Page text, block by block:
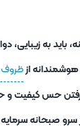
باید به
از
رفتن حس کیفیت
صبحانه